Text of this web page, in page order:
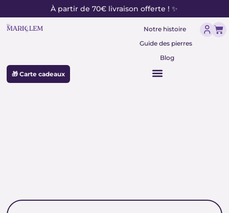
au
contenu
À partir de 70€ livraison offerte ! ✨
Notre histoire
Guide des pierres
Blog
🎁 Carte cadeaux